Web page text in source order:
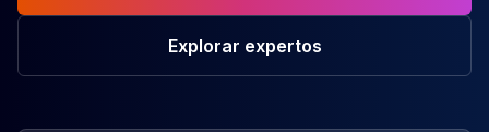
Explorar expertos